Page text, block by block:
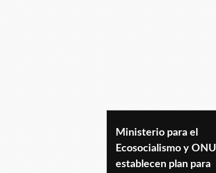
ocha
Ministerio para el
Ecosocialismo y ONU
establecen plan para